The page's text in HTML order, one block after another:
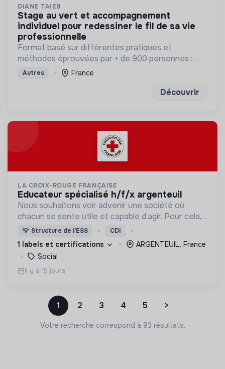
DIANE TAIEB
stage au vert et accompagnement
individuel pour redessiner le fil de sa vie
professionnelle
Format basé sur différentes pratiques et
méthodes éprouvées par + de 900 personnes :
bilan de competences, enneagramme et
Autres France
Découvrir
LA CROIX-ROUGE FRANÇAISE
educateur spécialisé h/f/x argenteuil
Nous souhaitons voir advenir une société où
chacun se sente utile et capable d’agir. Pour cela,
nous proposons des moyens et des lieux
d’engagement innovants et adaptés à tous.
💡 Structure de l’ESS CDI
1 labels et certifications
ARGENTEUIL, France
Social
Il y a 15 jours
1 2 3 4 5 >
Votre recherche correspond à 93 résultats.